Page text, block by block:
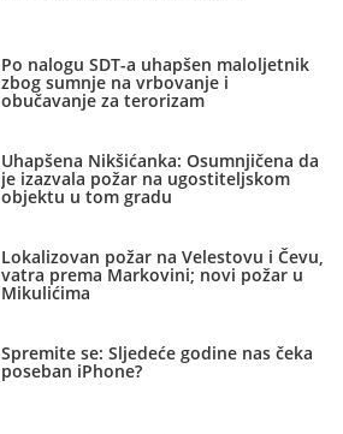
Po nalogu SDT-a uhapšen maloljetnik
zbog sumnje na vrbovanje i
obučavanje za terorizam
Uhapšena Nikšićanka: Osumnjičena da
je izazvala požar na ugostiteljskom
objektu u tom gradu
Lokalizovan požar na Velestovu i Čevu,
vatra prema Markovini; novi požar u
Mikulićima
Spremite se: Sljedeće godine nas čeka
poseban iPhone?